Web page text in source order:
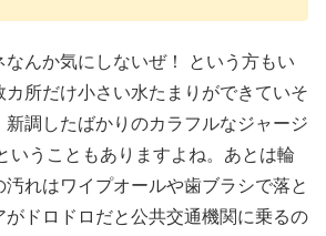
なんか気にしないぜ！ という方もい
カ所だけ小さい水たまりができていそ
新調したばかりのカラフルなジャージ
いうこともありますよね。あとは輪
れはワイプオールや歯ブラシで落と
がドロドロだと公共交通機関に乗るの